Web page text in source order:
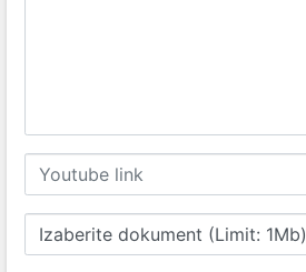
Izaberite dokument (Limit: 1Mb)